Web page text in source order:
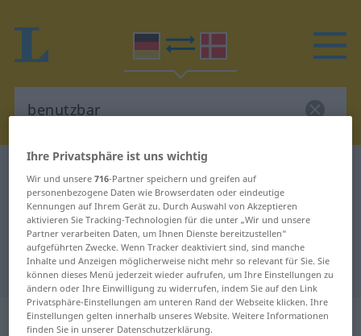
Deutsch-Dänisch Übersetzung für
"benutzbar"
"benutzbar" Dänisch Übersetzung
„benutzbar“
Ihre Privatsphäre ist uns wichtig
Wir und unsere716-Partner speichern und greifen auf
personenbezogene Daten wie Browserdaten oder eindeutige
Kennungen auf Ihrem Gerät zu. Durch Auswahl von Akzeptieren
aktivieren Sie Tracking-Technologien für die unter „Wir und unsere
Partner verarbeiten Daten, um Ihnen Dienste bereitzustellen“
aufgeführten Zwecke. Wenn Tracker deaktiviert sind, sind manche
Inhalte und Anzeigen möglicherweise nicht mehr so relevant für Sie. Sie
können dieses Menü jederzeit wieder aufrufen, um Ihre Einstellungen zu
ändern oder Ihre Einwilligung zu widerrufen, indem Sie auf den Link
Privatsphäre-Einstellungen am unteren Rand der Webseite klicken. Ihre
Einstellungen gelten innerhalb unseres Website. Weitere Informationen
finden Sie in unserer Datenschutzerklärung.